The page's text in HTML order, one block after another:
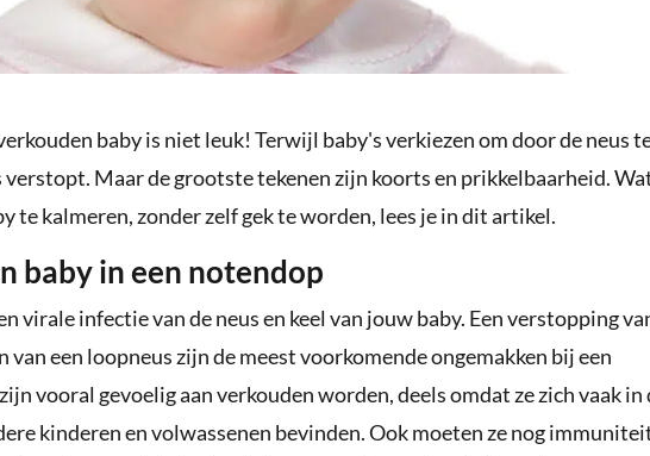
baby is niet leuk! Terwijl baby's verkiezen om door de neus
verstopt. Maar de grootste tekenen zijn koorts en prikkelbaarheid.
te kalmeren, zonder zelf gek te worden, lees je in dit artikel.
baby in een notendop
virale infectie van de neus en keel van jouw baby. Een verstopping
van een loopneus zijn de meest voorkomende ongemakken bij een
vooral gevoelig aan verkouden worden, deels omdat ze zich vaak in
kinderen en volwassenen bevinden. Ook moeten ze nog